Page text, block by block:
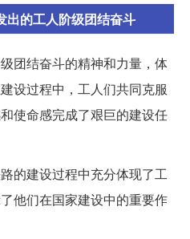
出的工人阶级团结奋斗
团结奋斗的精神和力量，体
设过程中，工人们共同克服
使命感完成了艰巨的建设任
的建设过程中充分体现了工
他们在国家建设中的重要作